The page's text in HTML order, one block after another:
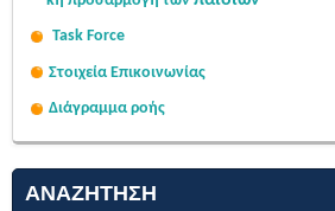
Task Force
Στοιχεία Επικοινωνίας
Διάγραμμα ροής
ΑΝΑΖΉΤΗΣΗ